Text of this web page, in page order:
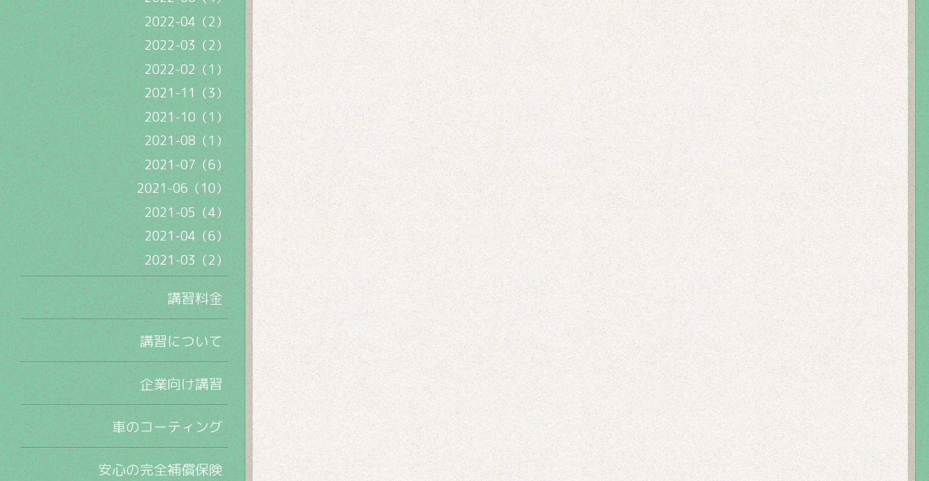
2022-04（2）
2022-03（2）
2022-02（1）
2021-11（3）
2021-10（1）
2021-08（1）
2021-07（6）
2021-06（10）
2021-05（4）
2021-04（6）
2021-03（2）
講習料金
講習について
企業向け講習
車のコーティング
安心の完全補償保険